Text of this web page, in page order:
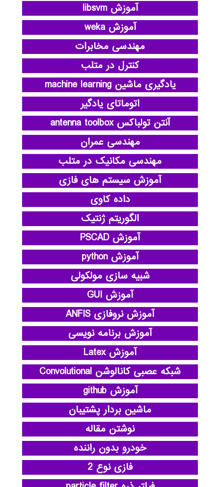
آموزش libsvm
آموزش weka
مهندسی مخابرات
کنترل در متلب
یادگیری ماشین machine learning
اتوماتای یادگیر
آنتن تولباکس antenna toolbox
مهندسی عمران
مهندسی مکانیک در متلب
آموزش سیستم های فازی
داده کاوی
الگوریتم ژنتیک
آموزش PSCAD
آموزش python
شبیه سازی مولکولی
آموزش GUI
آموزش نروفازی ANFIS
آموزش برنامه نویسی
آموزش Latex
شبکه عصبی کانالوشن Convolutional
آموزش github
ماشین بردار پشتیبان
نوشتن مقاله
خودرو بدون راننده
فازی نوع 2